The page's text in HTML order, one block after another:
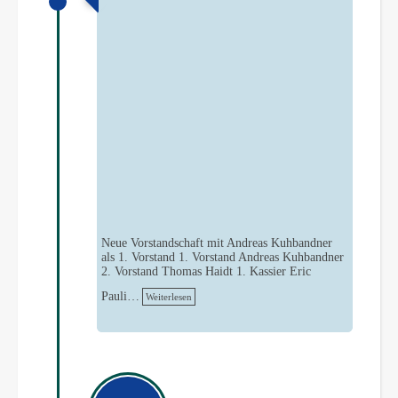
Neue Vorstandschaft mit Andreas Kuhbandner
als 1. Vorstand 1. Vorstand Andreas Kuhbandner
2. Vorstand Thomas Haidt 1. Kassier Eric
Pauli…
Weiterlesen